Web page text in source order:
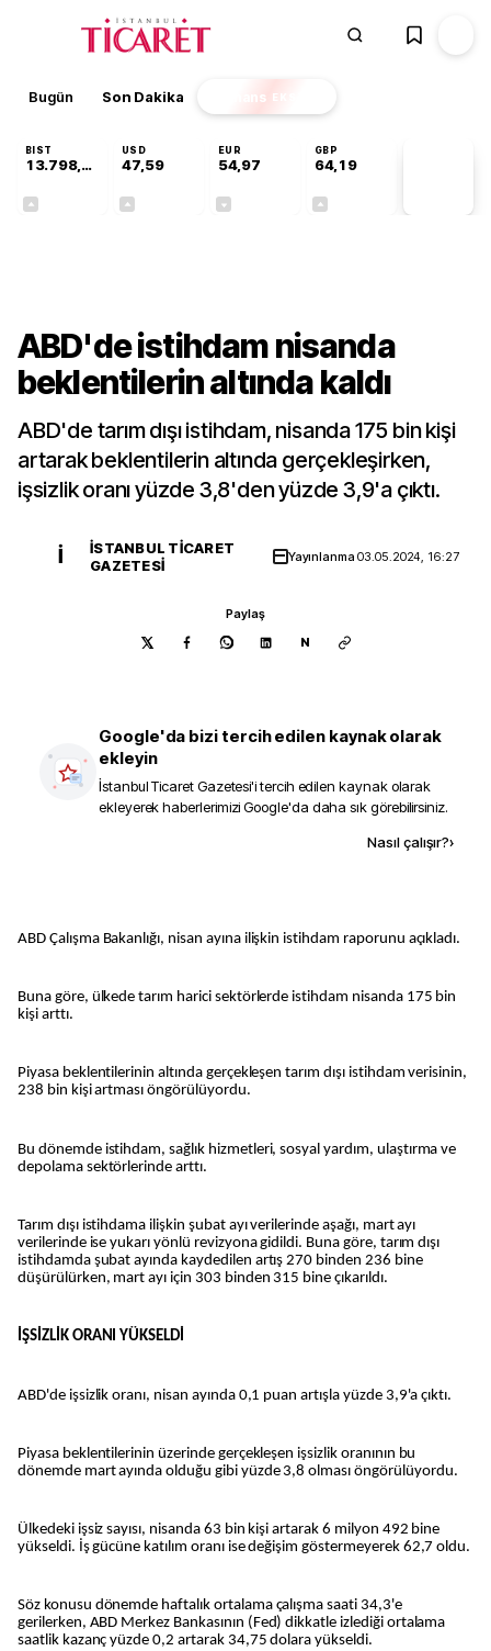
Bugün Son Dakika Finans EKSTRA
BIST
13.798,82
USD
47,59
EUR
54,97
GBP
64,19
ABD'de istihdam nisanda
beklentilerin altında kaldı
ABD'de tarım dışı istihdam, nisanda 175 bin kişi
artarak beklentilerin altında gerçekleşirken,
işsizlik oranı yüzde 3,8'den yüzde 3,9'a çıktı.
İ
İSTANBUL TICARET
GAZETESI
Yayınlanma03.05.2024, 16:27
Paylaş
N
Google'da bizi tercih edilen kaynak olarak
ekleyin
İstanbul Ticaret Gazetesi'i tercih edilen kaynak olarak
ekleyerek haberlerimizi Google'da daha sık görebilirsiniz.
Nasıl çalışır?›
ABD Çalışma Bakanlığı, nisan ayına ilişkin istihdam raporunu açıkladı.
Buna göre, ülkede tarım harici sektörlerde istihdam nisanda 175 bin
kişi arttı.
Piyasa beklentilerinin altında gerçekleşen tarım dışı istihdam verisinin,
238 bin kişi artması öngörülüyordu.
Bu dönemde istihdam, sağlık hizmetleri, sosyal yardım, ulaştırma ve
depolama sektörlerinde arttı.
Tarım dışı istihdama ilişkin şubat ayı verilerinde aşağı, mart ayı
verilerinde ise yukarı yönlü revizyona gidildi. Buna göre, tarım dışı
istihdamda şubat ayında kaydedilen artış 270 binden 236 bine
düşürülürken, mart ayı için 303 binden 315 bine çıkarıldı.
İŞSİZLİK ORANI YÜKSELDİ
ABD'de işsizlik oranı, nisan ayında 0,1 puan artışla yüzde 3,9'a çıktı.
Piyasa beklentilerinin üzerinde gerçekleşen işsizlik oranının bu
dönemde mart ayında olduğu gibi yüzde 3,8 olması öngörülüyordu.
Ülkedeki işsiz sayısı, nisanda 63 bin kişi artarak 6 milyon 492 bine
yükseldi. İş gücüne katılım oranı ise değişim göstermeyerek 62,7 oldu.
Söz konusu dönemde haftalık ortalama çalışma saati 34,3'e
gerilerken, ABD Merkez Bankasının (Fed) dikkatle izlediği ortalama
saatlik kazanç yüzde 0,2 artarak 34,75 dolara yükseldi.